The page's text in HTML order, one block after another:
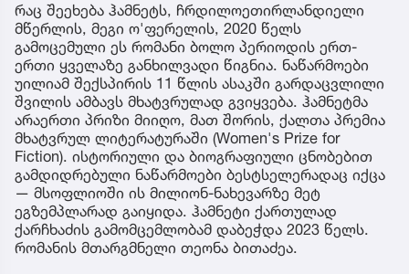
რაც შეეხება ჰამნეტს, ჩრდილოეთირლანდიელი
მწერლის, მეგი ო'ფერელის, 2020 წელს
გამოცემული ეს რომანი ბოლო პერიოდის ერთ-
ერთი ყველაზე განხილვადი წიგნია. ნაწარმოები
უილიამ შექსპირის 11 წლის ასაკში გარდაცვლილი
შვილის ამბავს მხატვრულად გვიყვება. ჰამნეტმა
არაერთი პრიზი მიიღო, მათ შორის, ქალთა პრემია
მხატვრულ ლიტერატურაში (Women's Prize for
Fiction). ისტორიული და ბიოგრაფიული ცნობებით
გამდიდრებული ნაწარმოები ბესტსელერადაც იქცა
— მსოფლიოში ის მილიონ-ნახევარზე მეტ
ეგზემპლარად გაიყიდა. ჰამნეტი ქართულად
ქარჩხაძის გამომცემლობამ დაბეჭდა 2023 წელს.
რომანის მთარგმნელი თეონა ბითაძეა.